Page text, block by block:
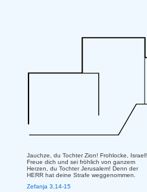
Jauchze, du Tochter Zion! Frohlocke, Israel!
Freue dich und sei fröhlich von ganzem
Herzen, du Tochter Jerusalem! Denn der
HERR hat deine Strafe weggenommen.
Zefanja 3,14-15